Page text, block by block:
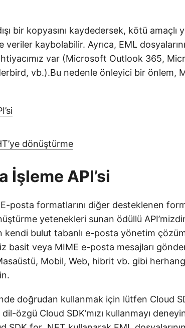
bir kopyasını kaydedersek, kötü amaçlı
kaybolabilir. Ayrıca, EML
var (Microsoft Outlook 365,
vb.).Bu nedenle önleyici bir önlem,
dönüştürme
İşleme API’si
posta formatlarını diğer desteklenen
yetenekleri sunan ödüllü
kendi bulut tabanlı e-posta yönetim
basit veya MIME e-posta mesajları
Mobil, Web, hibrit vb. gibi
doğrudan kullanmak için lütfen Cloud
özgü Cloud SDK’mızı kullanmayı